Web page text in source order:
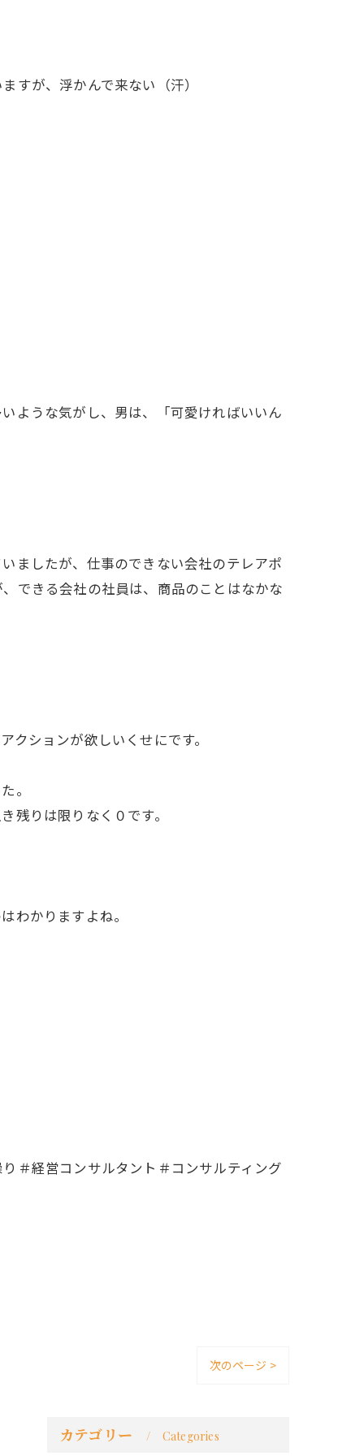
すが、浮かんで来ない（汗）
ような気がし、男は、「可愛ければいいん
ましたが、仕事のできない会社のテレアポ
できる会社の社員は、商品のことはなかな
ションが欲しいくせにです。
。
残りは限りなく０です。
わかりますよね。
＃経営コンサルタント＃コンサルティング
次のページ >
カテゴリー Categories